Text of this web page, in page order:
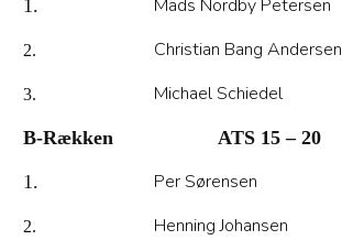
1.
Mads Nordby Petersen
2. Christian Bang Andersen
3. Michael Schiedel
B-Rækken
ATS 15 – 20
1.
Per Sørensen
2. Henning Johansen